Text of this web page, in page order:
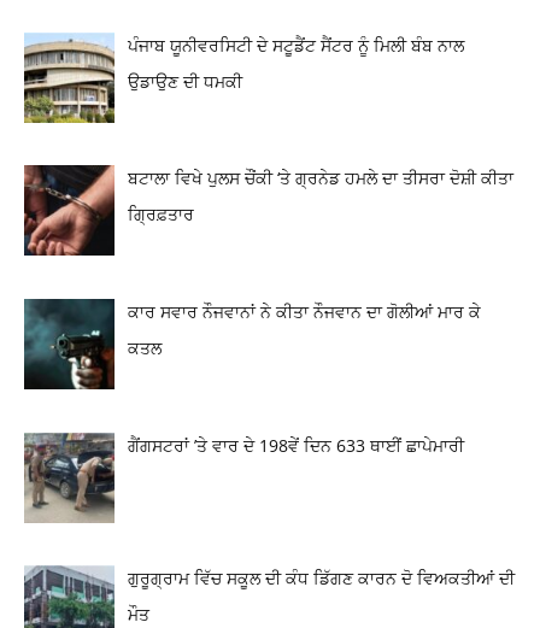
ਪੰਜਾਬ ਯੂਨੀਵਰਸਿਟੀ ਦੇ ਸਟੂਡੈਂਟ ਸੈਂਟਰ ਨੂੰ ਮਿਲੀ ਬੰਬ ਨਾਲ
ਉਡਾਉਣ ਦੀ ਧਮਕੀ
ਬਟਾਲਾ ਵਿਖੇ ਪੁਲਸ ਚੌਂਕੀ ‘ਤੇ ਗ੍ਰਨੇਡ ਹਮਲੇ ਦਾ ਤੀਸਰਾ ਦੋਸ਼ੀ ਕੀਤਾ
ਗ੍ਰਿਫ਼ਤਾਰ
ਕਾਰ ਸਵਾਰ ਨੌਜਵਾਨਾਂ ਨੇ ਕੀਤਾ ਨੌਜਵਾਨ ਦਾ ਗੋਲੀਆਂ ਮਾਰ ਕੇ
ਕਤਲ
ਗੈਂਗਸਟਰਾਂ ’ਤੇ ਵਾਰ ਦੇ 198ਵੇਂ ਦਿਨ 633 ਥਾਈਂ ਛਾਪੇਮਾਰੀ
ਗੁਰੂਗ੍ਰਾਮ ਵਿੱਚ ਸਕੂਲ ਦੀ ਕੰਧ ਡਿੱਗਣ ਕਾਰਨ ਦੋ ਵਿਅਕਤੀਆਂ ਦੀ
ਮੌਤ